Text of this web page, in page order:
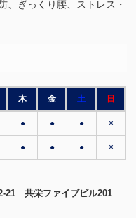
、ぎっくり腰、ストレス・
木 金 土 日
● ● ● ×
● ● ● ×
21 共栄ファイブビル201